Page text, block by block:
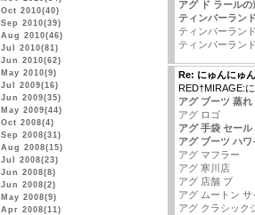
Oct 2010(40)
Sep 2010(39)
Aug 2010(46)
Jul 2010(81)
Jun 2010(62)
May 2010(9)
Jul 2009(16)
Jun 2009(35)
May 2009(44)
Oct 2008(4)
Sep 2008(31)
Aug 2008(15)
Jul 2008(23)
Jun 2008(8)
Jun 2008(2)
May 2008(9)
Apr 2008(11)
アグ ド ラールの
ティンバーラン
ティンバーラン
ティンバーラン
Re: にゅんにゅ
RED†MIRAGE:
アグ ブーツ 蒸れ
アグ ロゴ
アグ 手袋 セール
アグ ブーツ ハ
アグ マフラー
アグ 寒川店
アグ 店舗 ブ
アグ ムートン サ
アグ クラシック